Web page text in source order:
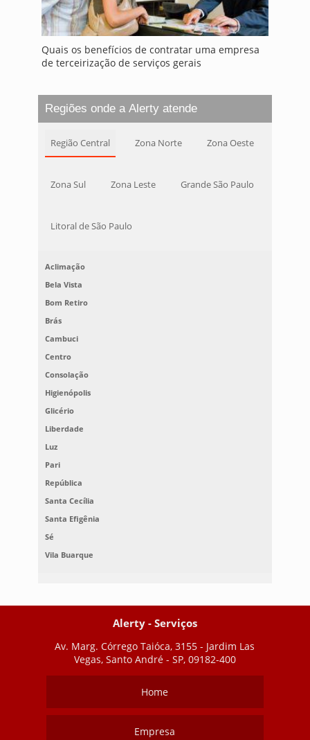
Quais os benefícios de contratar uma empresa
de terceirização de serviços gerais
Regiões onde a Alerty atende
Região Central Zona Norte Zona Oeste
Zona Sul Zona Leste Grande São Paulo
Litoral de São Paulo
Aclimação
Bela Vista
Bom Retiro
Brás
Cambuci
Centro
Consolação
Higienópolis
Glicério
Liberdade
Luz
Pari
República
Santa Cecília
Santa Efigênia
Sé
Vila Buarque
Alerty - Serviços
Av. Marg. Córrego Taióca, 3155 - Jardim Las
Vegas, Santo André - SP, 09182-400
Home
Empresa